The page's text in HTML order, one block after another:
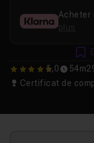
5 5,0
Certificat de
Acheter
plus